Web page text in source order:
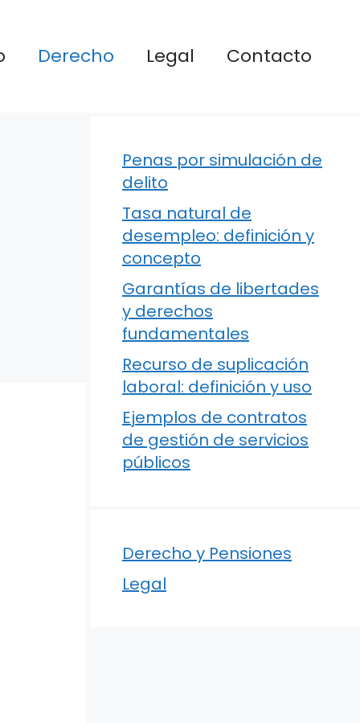
Derecho Legal Contacto
Penas por simulación de
delito
Tasa natural de
desempleo: definición y
concepto
Garantías de libertades
y derechos
fundamentales
Recurso de suplicación
laboral: definición y uso
Ejemplos de contratos
de gestión de servicios
públicos
Derecho y Pensiones
Legal